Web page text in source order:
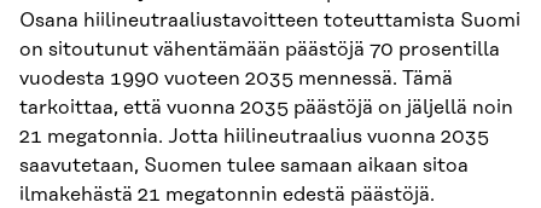
Osana hiilineutraaliustavoitteen toteuttamista Suomi
on sitoutunut vähentämään päästöjä 70 prosentilla
vuodesta 1990 vuoteen 2035 mennessä. Tämä
tarkoittaa, että vuonna 2035 päästöjä on jäljellä noin
21 megatonnia. Jotta hiilineutraalius vuonna 2035
saavutetaan, Suomen tulee samaan aikaan sitoa
ilmakehästä 21 megatonnin edestä päästöjä.